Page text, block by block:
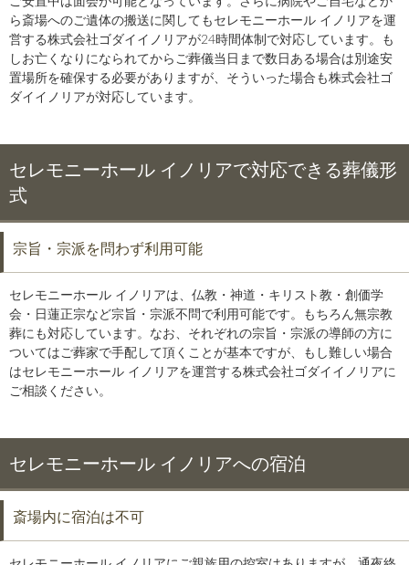
ら斎場へのご遺体の搬送に関してもセレモニーホール イノリアを運
営する株式会社ゴダイイノリアが24時間体制で対応しています。も
しお亡くなりになられてからご葬儀当日まで数日ある場合は別途安
置場所を確保する必要がありますが、そういった場合も株式会社ゴ
ダイイノリアが対応しています。
セレモニーホール イノリアで対応できる葬儀形
式
宗旨・宗派を問わず利用可能
セレモニーホール イノリアは、仏教・神道・キリスト教・創価学
会・日蓮正宗など宗旨・宗派不問で利用可能です。もちろん無宗教
葬にも対応しています。なお、それぞれの宗旨・宗派の導師の方に
ついてはご葬家で手配して頂くことが基本ですが、もし難しい場合
はセレモニーホール イノリアを運営する株式会社ゴダイイノリアに
ご相談ください。
セレモニーホール イノリアへの宿泊
斎場内に宿泊は不可